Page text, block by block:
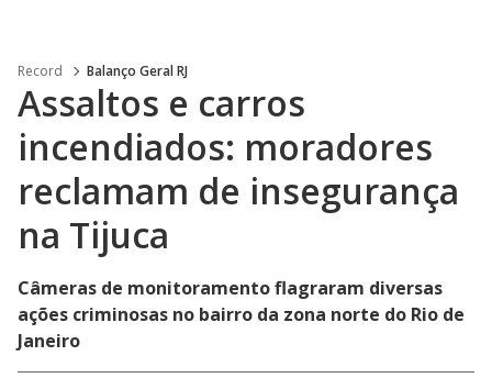
Record Balanço Geral RJ
Assaltos e carros
incendiados: moradores
reclamam de insegurança
na Tijuca
Câmeras de monitoramento flagraram diversas
ações criminosas no bairro da zona norte do Rio de
Janeiro